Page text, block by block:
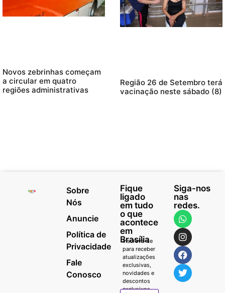
Novos zebrinhas começam
a circular em quatro
regiões administrativas
Região 26 de Setembro terá
vacinação neste sábado (8)
Sobre
Nós
Anuncie
Política de
Privacidade
Fale
Conosco
Fique
ligado
em tudo
o que
acontece
em
Brasília
Inscreva-se
para receber
atualizações
exclusivas,
novidades e
descontos
exclusivos.
Siga-nos
nas
redes.